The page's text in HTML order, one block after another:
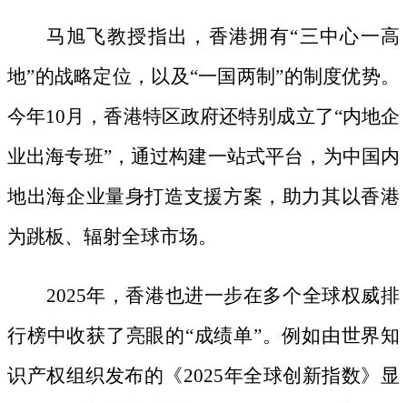
马旭飞教授指出，香港拥有“三中心一高
地”的战略定位，以及“一国两制”的制度优势。
今年10月，香港特区政府还特别成立了“内地企
业出海专班”，通过构建一站式平台，为中国内
地出海企业量身打造支援方案，助力其以香港
为跳板、辐射全球市场。
2025年，香港也进一步在多个全球权威排
行榜中收获了亮眼的“成绩单”。例如由世界知
识产权组织发布的《2025年全球创新指数》显